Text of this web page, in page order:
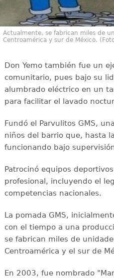
Actualmente, se fabrican miles de
Centroamérica y sur de México.
Don Yemo también fue un
comunitario, pues bajo su
alumbrado eléctrico en un
para facilitar el lavado
Fundó el Parvulitos GMS,
niños del barrio que, hasta
funcionando bajo
Patrocinó equipos
profesional, incluyendo el
competencias nacionales.
La pomada GMS,
con el tiempo a una
se fabrican miles de
Centroamérica y el sur de
En 2003, fue nombrado